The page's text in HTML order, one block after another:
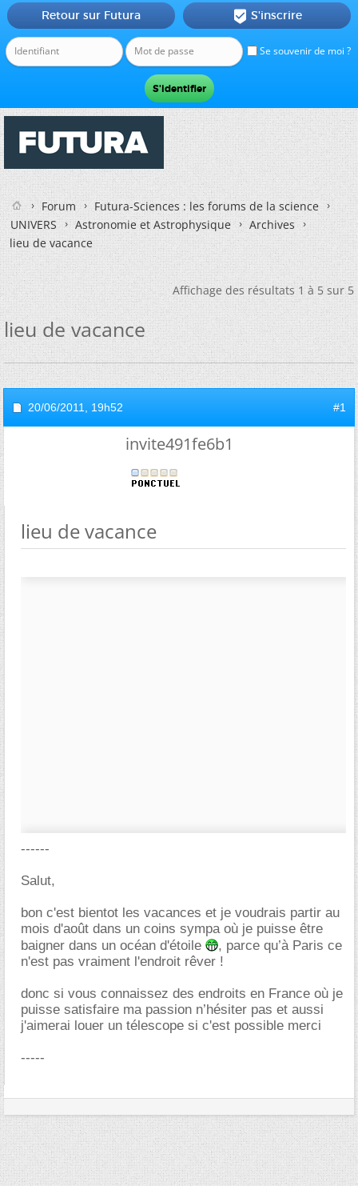
Se souvenir de moi ?
Retour sur Futura  S'inscrire
Forum
Futura-Sciences : les forums de la science
UNIVERS
Astronomie et Astrophysique
Archives
lieu de vacance
Affichage des résultats 1 à 5 sur 5
lieu de vacance
20/06/2011, 19h52 #1
invite491fe6b1
lieu de vacance
------
Salut,
bon c'est bientot les vacances et je voudrais partir au
mois d'août dans un coins sympa où je puisse être
baigner dans un océan d'étoile
, parce qu’à Paris ce
n'est pas vraiment l'endroit rêver !
donc si vous connaissez des endroits en France où je
puisse satisfaire ma passion n’hésiter pas et aussi
j'aimerai louer un télescope si c'est possible merci
-----